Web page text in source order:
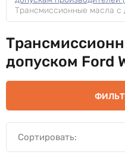
Трансмиссионные масла с
допуском Ford
Сортировать: